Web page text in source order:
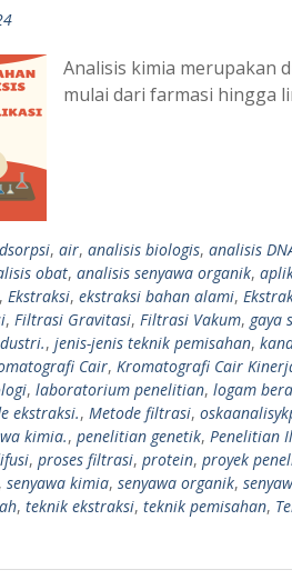
Analisis kimia merupakan
mulai dari farmasi hingga
, air, analisis biologis, analisis
obat, analisis senyawa organik,
, Ekstraksi, ekstraksi bahan alami,
, Filtrasi Gravitasi, Filtrasi Vakum, gaya
, jenis-jenis teknik pemisahan,
Cair, Kromatografi Cair
, laboratorium penelitian, logam
ekstraksi., Metode filtrasi,
kimia., penelitian genetik, Penelitian
, proses filtrasi, protein, proyek
, senyawa kimia, senyawa organik,
, teknik ekstraksi, teknik pemisahan,